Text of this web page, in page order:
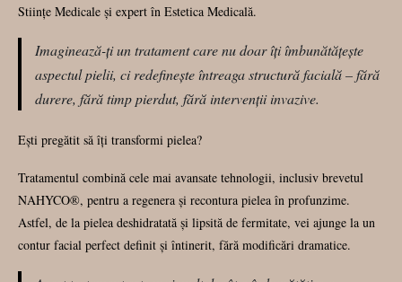
Stiințe Medicale și expert în Estetica Medicală.
Imaginează-ți un tratament care nu doar îți îmbunătățește
aspectul pielii, ci redefinește întreaga structură facială – fără
durere, fără timp pierdut, fără intervenții invazive.
Ești pregătit să îți transformi pielea?
Tratamentul combină cele mai avansate tehnologii, inclusiv brevetul
NAHYCO®, pentru a regenera și recontura pielea în profunzime.
Astfel, de la pielea deshidratată și lipsită de fermitate, vei ajunge la un
contur facial perfect definit și întinerit, fără modificări dramatice.